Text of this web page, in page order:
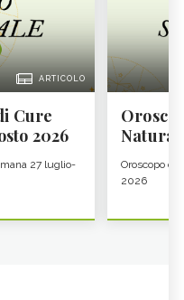
ARTICOLO
Cure
2026
27 luglio-
Oroscopo di
2026